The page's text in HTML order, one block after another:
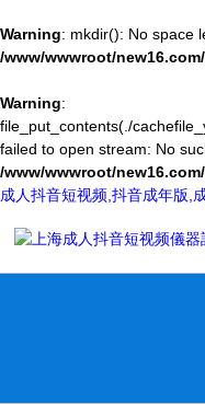
Warning: mkdir(): No space
/www/wwwroot/
Warning:
file_put_contents(./
failed to open stream: No
/www/wwwroot/
成人抖音短视频,抖音成年版,